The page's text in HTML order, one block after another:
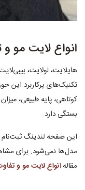
انواع لایت مو
هایلایت، لولایت،
تکنیک‌های پرکاربرد این
کوتاهی، پایه طبیعی،
بستگی دارد.
این صفحه لندینگ ثبت‌نام
مدل‌ها نمی‌شود. برای
مقاله انواع لایت مو و